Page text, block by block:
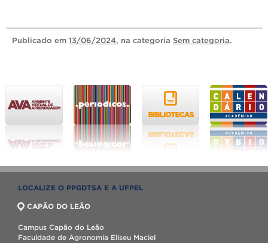
Publicado em 13/06/2024, na categoria Sem categoria.
LOCALIZE O PPGDTSA E A UFPEL
CAPÃO DO LEÃO
Campus Capão do Leão
Faculdade de Agronomia Eliseu Maciel